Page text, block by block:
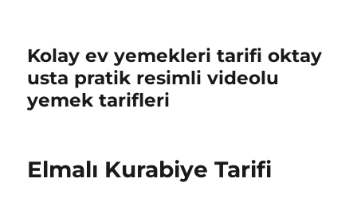
Kolay ev yemekleri tarifi oktay
usta pratik resimli videolu
yemek tarifleri
Elmalı Kurabiye Tarifi